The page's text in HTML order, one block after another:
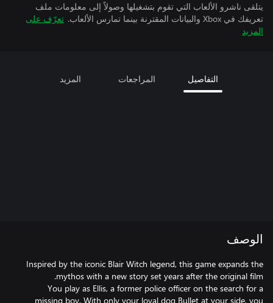
يتلقى ناشرو الألعاب التي تقوم بتشغيلها وصولاً إلى معلومات ملف
تعريفك في Xbox والبيانات المقترنة بينما تمارس الألعاب.
تعرّف على
المزيد
التفاصيل المراجعات المزيد
الوصف
Inspired by the iconic Blair Witch legend, this game expands the
You play as Ellis, a former police officer on the search for a
missing boy. With only your loyal dog Bullet at your side, you